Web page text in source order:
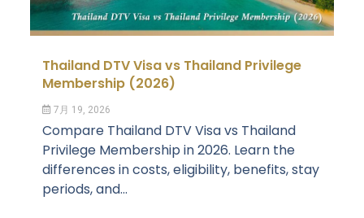
Thailand DTV Visa vs Thailand Privilege
Membership (2026)
7月 19, 2026
Compare Thailand DTV Visa vs Thailand
Privilege Membership in 2026. Learn the
differences in costs, eligibility, benefits, stay
periods, and...